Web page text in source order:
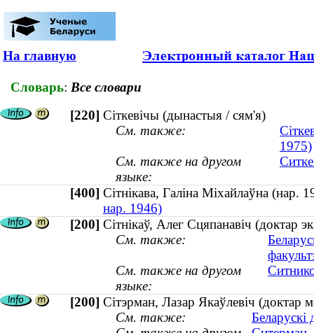
На главную
Словарь: Все словари
[220] Сіткевічы (дынастыя / сям'я)
См. также:
1975)
См. также на другом
языке:
[400] Сітнікава, Галіна Міхайлаўна
нар. 1946)
[200] Сітнікаў, Алег Сцяпанавіч (доктар
См. также:
См. также на другом
языке:
[200] Сітэрман, Лазар Якаўлевіч
См. также: